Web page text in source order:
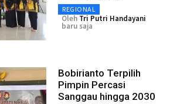
REGIONAL
Oleh Tri Putri Handayani
baru saja
Bobirianto Terpilih
Pimpin Percasi
Sanggau hingga 2030